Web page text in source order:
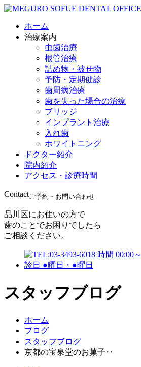
ホーム
治療案内
虫歯治療
根管治療
詰め物・被せ物
予防・定期健診
歯周病治療
歯を失った場合の治療
ブリッジ
インプラント治療
入れ歯
ホワイトニング
ドクター紹介
院内紹介
アクセス・診療時間
Contactご予約・お問い合わせ
品川区にお住いの方で
歯のことでお困りでしたら
ご相談ください。
スタッフブログ
ホーム
ブログ
スタッフブログ
京都の宝泉堂のお菓子‥